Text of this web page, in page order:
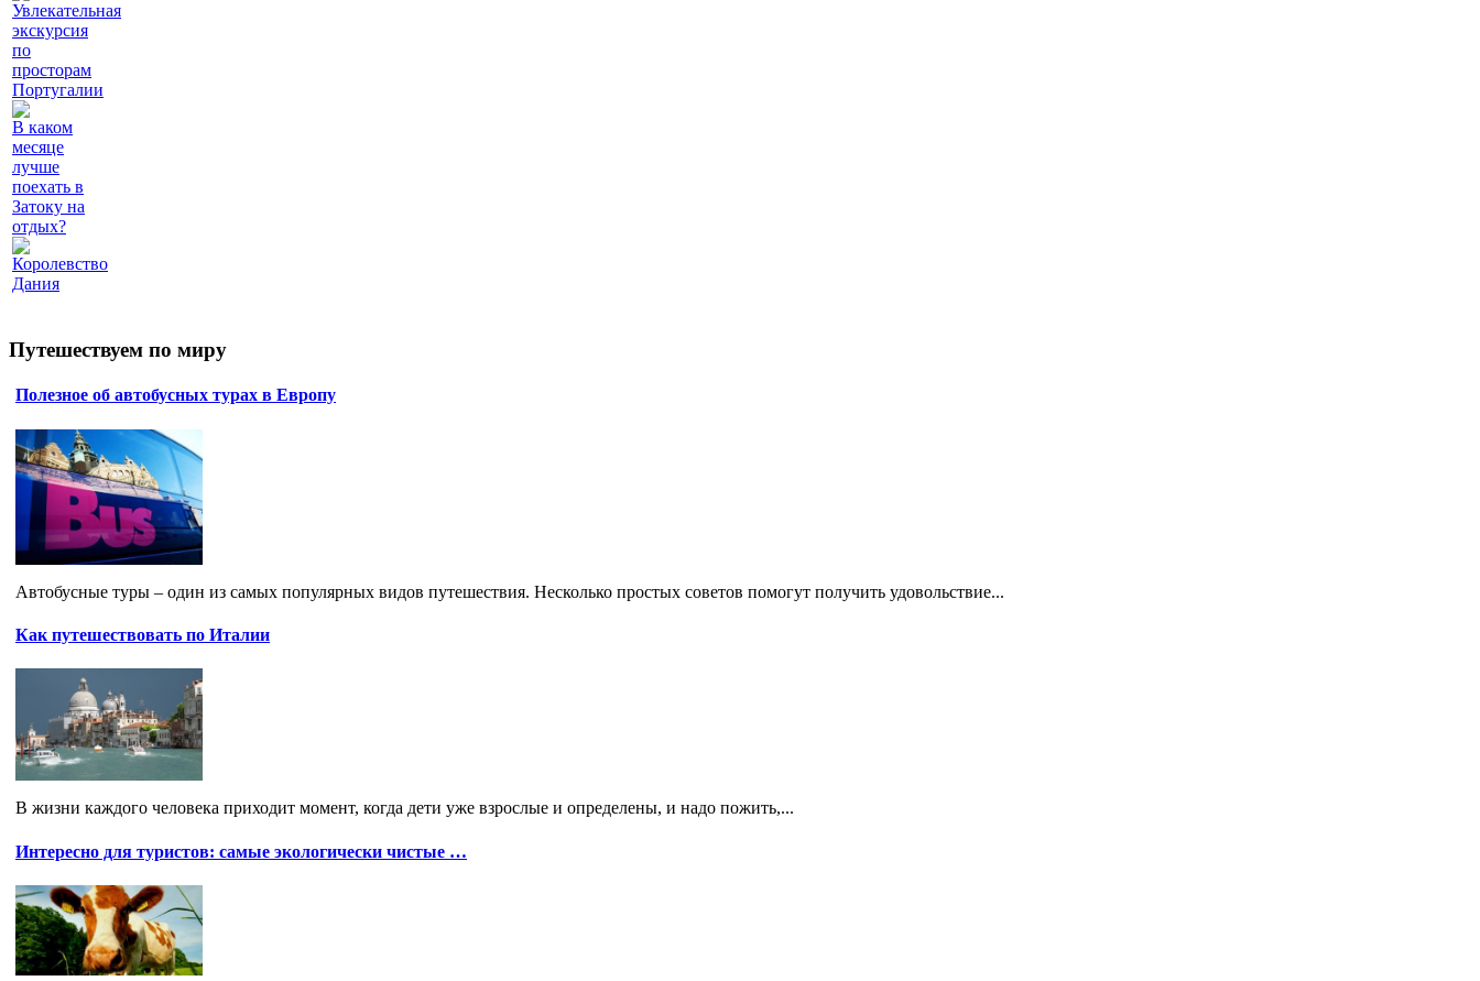
Увлекательная
экскурсия
по
просторам
Португалии
В каком
месяце
лучше
поехать в
Затоку на
отдых?
Королевство
Дания
Путешествуем по миру
Полезное об автобусных турах в Европу
Автобусные туры – один из самых популярных видов путешествия. Несколько простых советов помогут получить удовольствие...
Как путешествовать по Италии
В жизни каждого человека приходит момент, когда дети уже взрослые и определены, и надо пожить,...
Интересно для туристов: самые экологически чистые …